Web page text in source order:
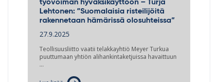
työvoiman hyväksikäyttöön – Turja
Lehtonen: ”Suomalaisia risteilijöitä
rakennetaan hämärissä olosuhteissa”
27.9.2025
Teollisuusliitto vaatii telakkayhtiö Meyer Turkua
puuttumaan yhtiön alihankintaketjuissa havaittuun
…